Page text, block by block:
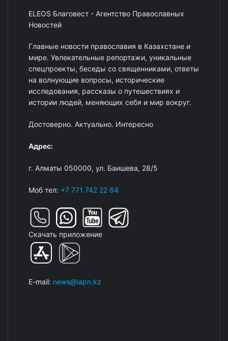
ELEOS Благовест - Агентство Православных
Новостей
Главные новости православия в Казахстане и
мире. Увлекательные репортажи, уникальные
спецпроекты, беседы со священниками, ответы
на волнующие вопросы, исторические
исследования, рассказы о путешествиях и
истории людей, меняющих себя и мир вокруг.
Достоверно. Актуально. Интересно
Адрес:
г. Алматы 050000, ул. Баишева, 28/5
Моб тел: +7 771 742 22 64
Скачать приложение
E-mail: news@iapn.kz